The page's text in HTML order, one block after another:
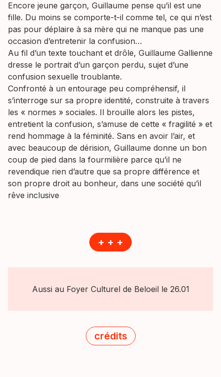
Encore jeune garçon, Guillaume pense qu’il est une
fille. Du moins se comporte-t-il comme tel, ce qui n’est
pas pour déplaire à sa mère qui ne manque pas une
occasion d’entretenir la confusion…
Au fil d’un texte touchant et drôle, Guillaume Gallienne
dresse le portrait d’un garçon perdu, sujet d’une
confusion sexuelle troublante.
Confronté à un entourage peu compréhensif, il
s’interroge sur sa propre identité, construite à travers
les « normes » sociales. Il brouille alors les pistes,
entretient la confusion, s’amuse de cette « fragilité » et
rend hommage à la féminité. Sans en avoir l’air, et
avec beaucoup de dérision, Guillaume donne un bon
coup de pied dans la fourmilière parce qu’il ne
revendique rien d’autre que sa propre différence et
son propre droit au bonheur, dans une société qu’il
rêve inclusive
+ + +
Aussi au Foyer Culturel de Beloeil le 26.01
crédits